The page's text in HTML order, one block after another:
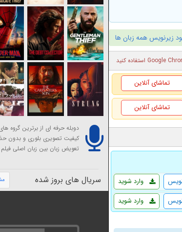
زیرنویس همه زبان ها
تماشای آنلاین
تماشای آنلاین
وارد شوید
وارد شوید
دوبله حرفه ای از برترین گروه
کیفیت تصویری بلوری و بدون
تعویض زبان بین زبان اصلی
سریال های بروز شده